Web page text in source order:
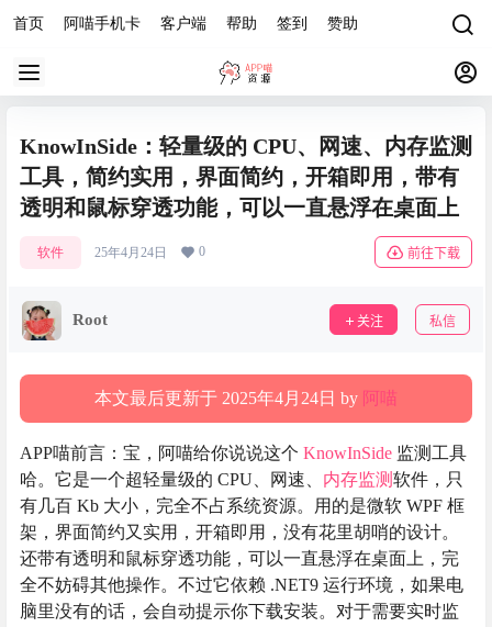
首页 阿喵手机卡 客户端 帮助 签到 赞助
KnowInSide：轻量级的 CPU、网速、内存监测
工具，简约实用，界面简约，开箱即用，带有
透明和鼠标穿透功能，可以一直悬浮在桌面上
软件 25年4月24日 0 前往下载
Root 关注 私信
本文最后更新于 2025年4月24日 by 阿喵
APP喵前言：宝，阿喵给你说说这个 KnowInSide 监测工具
哈。它是一个超轻量级的 CPU、网速、 内存监测软件，只
有几百 Kb 大小，完全不占系统资源。用的是微软 WPF 框
架，界面简约又实用，开箱即用，没有花里胡哨的设计。
还带有透明和鼠标穿透功能，可以一直悬浮在桌面上，完
全不妨碍其他操作。不过它依赖 .NET9 运行环境，如果电
脑里没有的话，会自动提示你下载安装。对于需要实时监